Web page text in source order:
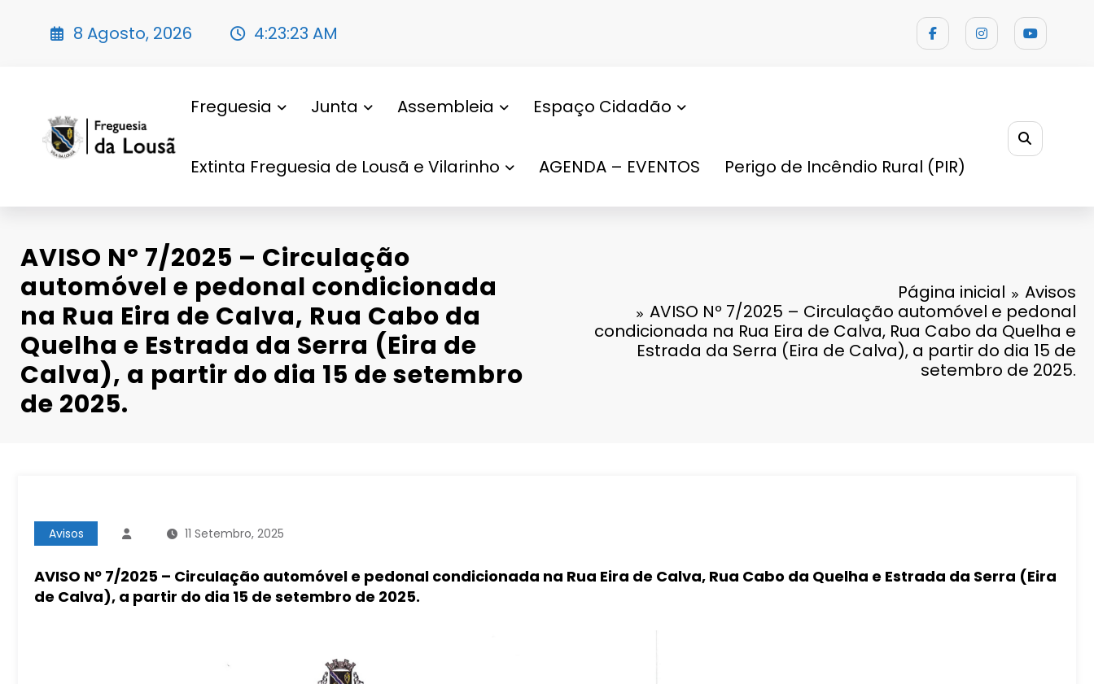
8 Agosto, 2026 4:23:24 AM
Freguesia Junta Assembleia Espaço Cidadão
Extinta Freguesia de Lousã e Vilarinho AGENDA – EVENTOS Perigo de Incêndio Rural (PIR)
AVISO Nº 7/2025 – Circulação
automóvel e pedonal condicionada
na Rua Eira de Calva, Rua Cabo da
Quelha e Estrada da Serra (Eira de
Calva), a partir do dia 15 de setembro
de 2025.
Página inicial
Avisos
AVISO Nº 7/2025 – Circulação automóvel e pedonal
condicionada na Rua Eira de Calva, Rua Cabo da Quelha e
Estrada da Serra (Eira de Calva), a partir do dia 15 de
setembro de 2025.
Avisos 11 Setembro, 2025
AVISO Nº 7/2025 – Circulação automóvel e pedonal condicionada na Rua Eira de Calva, Rua Cabo da Quelha e Estrada da Serra (Eira
de Calva), a partir do dia 15 de setembro de 2025.